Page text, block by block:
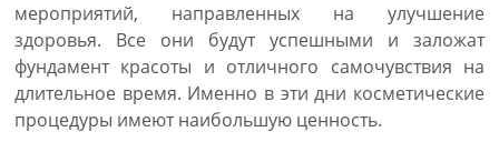
мероприятий, направленных на улучшение
здоровья. Все они будут успешными и заложат
фундамент красоты и отличного самочувствия на
длительное время. Именно в эти дни косметические
процедуры имеют наибольшую ценность.